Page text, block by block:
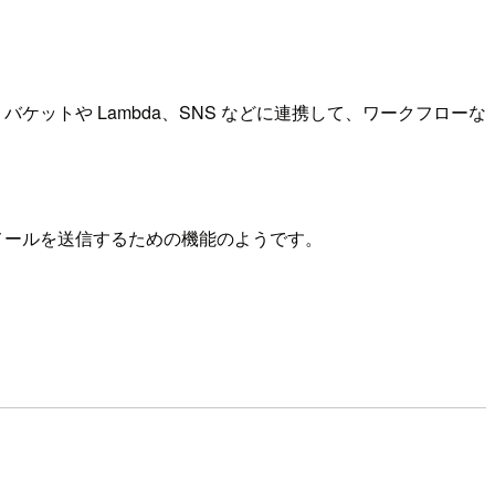
ケットや Lambda、SNS などに連携して、ワークフローな
ルを送信するための機能のようです。